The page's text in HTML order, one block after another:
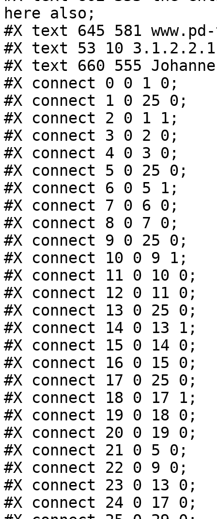
here also;
#X text 645 581
#X text 53 10
#X text 660 555
#X connect 0 0 1 0;
#X connect 1 0 25 0;
#X connect 2 0 1 1;
#X connect 3 0 2 0;
#X connect 4 0 3 0;
#X connect 5 0 25 0;
#X connect 6 0 5 1;
#X connect 7 0 6 0;
#X connect 8 0 7 0;
#X connect 9 0 25 0;
#X connect 10 0 9 1;
#X connect 11 0 10 0;
#X connect 12 0 11 0;
#X connect 13 0 25 0;
#X connect 14 0 13 1;
#X connect 15 0 14 0;
#X connect 16 0 15 0;
#X connect 17 0 25 0;
#X connect 18 0 17 1;
#X connect 19 0 18 0;
#X connect 20 0 19 0;
#X connect 21 0 5 0;
#X connect 22 0 9 0;
#X connect 23 0 13 0;
#X connect 24 0 17 0;